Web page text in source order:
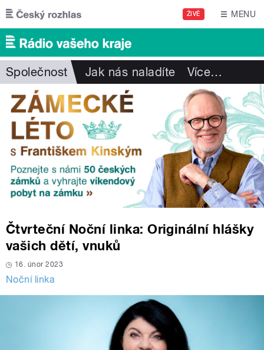
Přejít k hlavnímu obsahu
ŽIVĚ MENU
Společnost Jak nás naladíte Více…
Čtvrteční Noční linka: Originální hlášky
vašich dětí, vnuků
16. únor 2023
Noční linka